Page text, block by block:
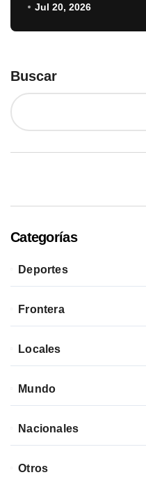
los mundiales
Jul 20, 2026
Buscar
Categorías
Deportes
Frontera
Locales
Mundo
Nacionales
Otros